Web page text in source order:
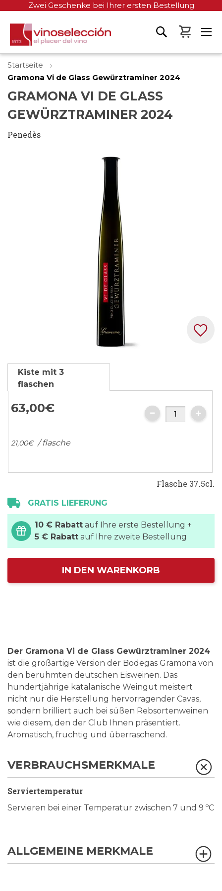
Zwei Geschenke bei Ihrer ersten Bestellung
Mein
Startseite
Gramona Vi de Glass Gewürztraminer 2024
GRAMONA VI DE GLASS
GEWÜRZTRAMINER 2024
Penedès
Zum
Anfang
der
springen
Kiste mit 3
flaschen
63,00€
21,00€ / flasche
Flasche 37.5cl.
GRATIS LIEFERUNG
10 € Rabatt auf Ihre erste Bestellung +
5 € Rabatt auf Ihre zweite Bestellung
IN DEN WARENKORB
Der Gramona Vi de Glass Gewürztraminer 2024
ist die großartige Version der Bodegas Gramona von
den berühmten deutschen Eisweinen. Das
hundertjährige katalanische Weingut meistert
nicht nur die Herstellung hervorragender Cavas,
sondern brilliert auch bei süßen Rebsortenweinen
wie diesem, den der Club Ihnen präsentiert.
Aromatisch, fruchtig und überraschend.
VERBRAUCHSMERKMALE
Serviertemperatur
Servieren bei einer Temperatur zwischen 7 und 9 ºC
ALLGEMEINE MERKMALE